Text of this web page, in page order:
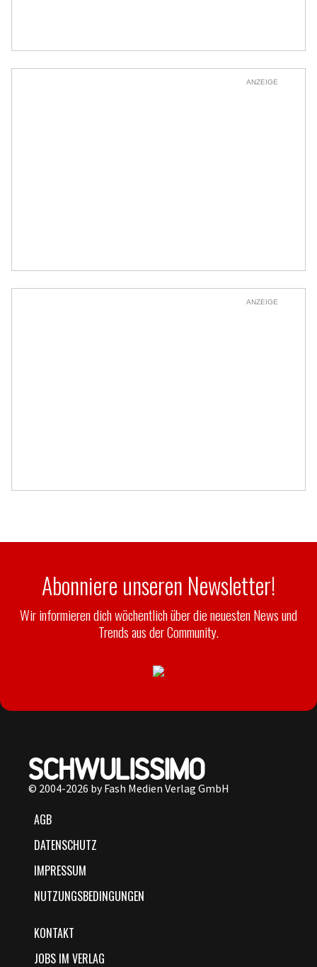
ANZEIGE
ANZEIGE
Abonniere unseren Newsletter!
Wir informieren dich wöchentlich über die neuesten News und
Trends aus der Community.
© 2004-2026 by Fash Medien Verlag GmbH
AGB
DATENSCHUTZ
IMPRESSUM
NUTZUNGSBEDINGUNGEN
KONTAKT
JOBS IM VERLAG